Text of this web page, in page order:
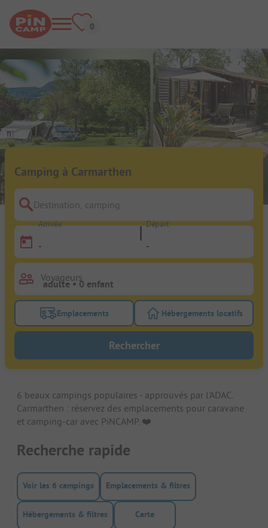
Camping à Carmarthen
Destination, camping
Arrivée
-
Départ
-
Voyageurs
Activez le bouton de filtre emplacements pour
Emplacements Activez le bouton
Hébergements locatifs
Rechercher
6 beaux campings populaires - approuvés par l'ADAC.
Carmarthen : réservez des emplacements pour caravane
et camping-car avec PiNCAMP. ❤️️
Recherche rapide
Voir les 6 campings Emplacements & filtres
Hébergements & filtres Carte